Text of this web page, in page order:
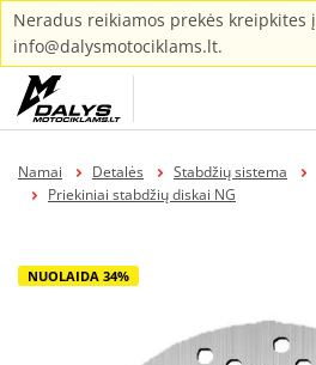
Neradus reikiamos prekės kreipkites į
info@dalysmotociklams.lt.
Namai Detalės Stabdžių sistema
Priekiniai stabdžių diskai NG
NUOLAIDA 34%